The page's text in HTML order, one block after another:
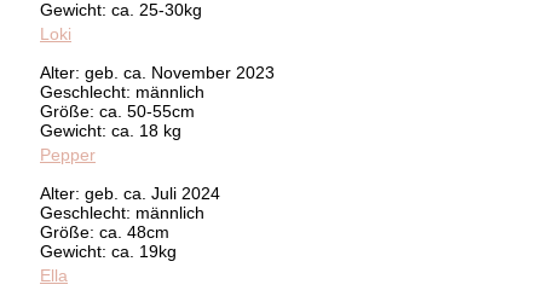
Gewicht: ca. 25-30kg
Loki
Alter: geb. ca. November 2023
Geschlecht: männlich
Größe: ca. 50-55cm
Gewicht: ca. 18 kg
Pepper
Alter: geb. ca. Juli 2024
Geschlecht: männlich
Größe: ca. 48cm
Gewicht: ca. 19kg
Ella